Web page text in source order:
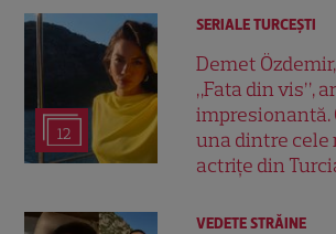
12
SERIALE TURCEŞTI
Demet
„Fata din vis”,
impresionantă.
una dintre cele
actrițe din
VEDETE STRĂINE